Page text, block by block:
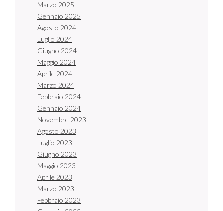
Marzo 2025
Gennaio 2025
Agosto 2024
Luglio 2024
Giugno 2024
Maggio 2024
Aprile 2024
Marzo 2024
Febbraio 2024
Gennaio 2024
Novembre 2023
Agosto 2023
Luglio 2023
Giugno 2023
Maggio 2023
Aprile 2023
Marzo 2023
Febbraio 2023